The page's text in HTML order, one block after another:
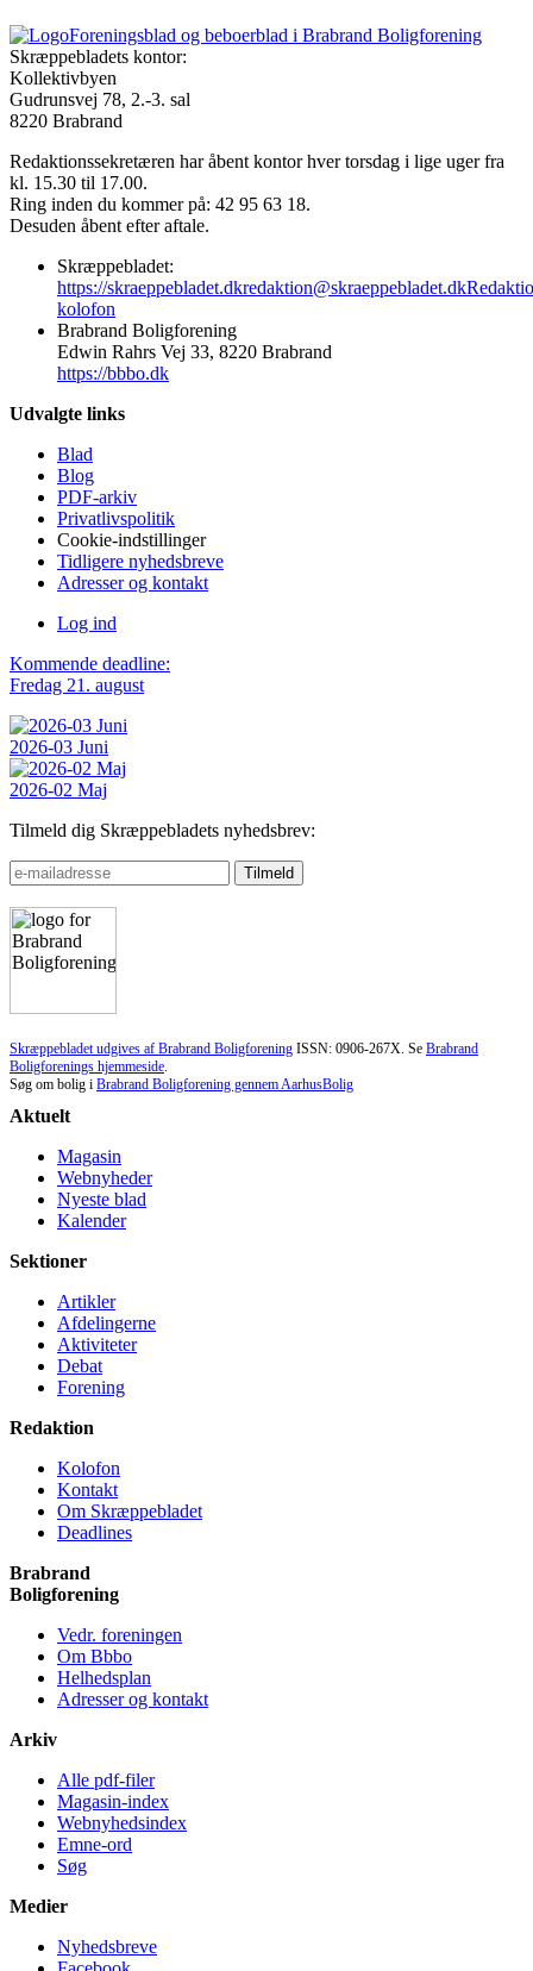
Foreningsblad og beboerblad i Brabrand Boligforening
Skræppebladets kontor:
Kollektivbyen
Gudrunsvej 78, 2.-3. sal
8220 Brabrand
Redaktionssekretæren har åbent kontor hver torsdag i lige uger fra
kl. 15.30 til 17.00.
Ring inden du kommer på: 42 95 63 18.
Desuden åbent efter aftale.
Skræppebladet:
https://skraeppebladet.dkredaktion@skraeppebladet.dk
kolofon
Brabrand Boligforening
Edwin Rahrs Vej 33, 8220 Brabrand
https://bbbo.dk
Udvalgte links
Blad
Blog
PDF-arkiv
Privatlivspolitik
Cookie-indstillinger
Tidligere nyhedsbreve
Adresser og kontakt
Log ind
Kommende deadline:
Fredag 21. august
2026-03 Juni
2026-02 Maj
Tilmeld dig Skræppebladets nyhedsbrev:
Skræppebladet udgives af Brabrand Boligforening ISSN: 0906-267X. Se Brabrand
Boligforenings hjemmeside
Søg om bolig i Brabrand Boligforening gennem AarhusBolig
Aktuelt
Magasin
Webnyheder
Nyeste blad
Kalender
Sektioner
Artikler
Afdelingerne
Aktiviteter
Debat
Forening
Redaktion
Kolofon
Kontakt
Om Skræppe­bladet
Deadlines
Brabrand
Bolig­forening
Vedr. foreningen
Om Bbbo
Helheds­plan
Adresser og kontakt
Arkiv
Alle pdf-filer
Magasin-index
Webnyhedsindex
Emne-ord
Søg
Medier
Nyheds­breve